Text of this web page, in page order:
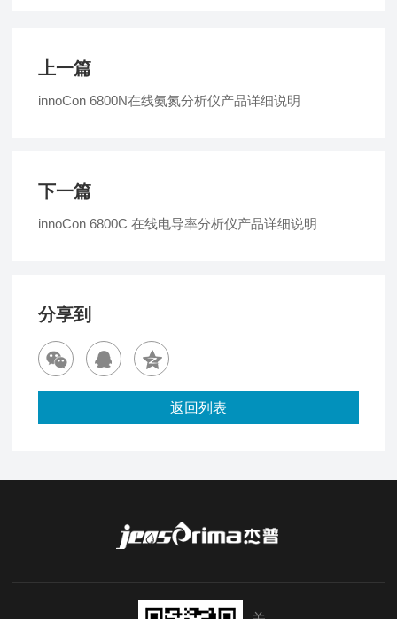
上一篇
innoCon 6800N在线氨氮分析仪产品详细说明
下一篇
innoCon 6800C 在线电导率分析仪产品详细说明
分享到
返回列表